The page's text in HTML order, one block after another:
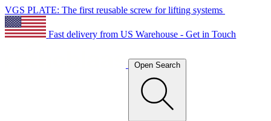
VGS PLATE: The first reusable screw for lifting systems
Fast delivery from US Warehouse - Get in Touch
Open Search